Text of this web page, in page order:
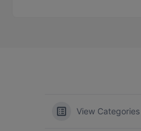
View Categories